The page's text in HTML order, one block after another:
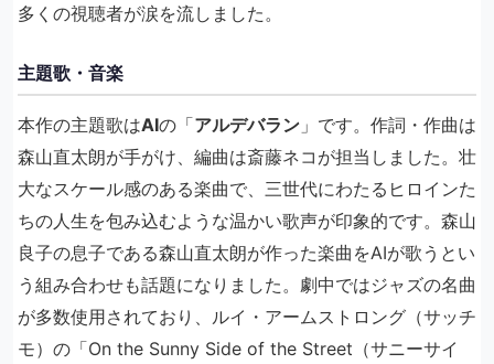
多くの視聴者が涙を流しました。
主題歌・音楽
本作の主題歌はAIの「アルデバラン 」です。作詞・作曲は
森山直太朗が手がけ、編曲は斎藤ネコが担当しました。壮
大なスケール感のある楽曲で、三世代にわたるヒロインた
ちの人生を包み込むような温かい歌声が印象的です。森山
良子の息子である森山直太朗が作った楽曲をAIが歌うとい
う組み合わせも話題になりました。劇中ではジャズの名曲
が多数使用されており、ルイ・アームストロング（サッチ
モ）の「On the Sunny Side of the Street（サニーサイ